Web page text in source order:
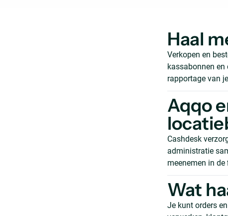
Haal
Verkopen en
kassabonnen en
rapportage van
Aqqo
Cashdesk
administratie
meenemen in
Wat
Je kunt orders